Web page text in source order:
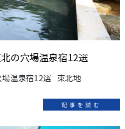
の穴場温泉宿12選
場温泉宿12選 東北地
記事を読む